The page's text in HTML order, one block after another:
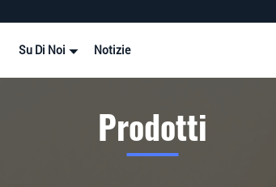
Su Di Noi Notizie
Prodotti